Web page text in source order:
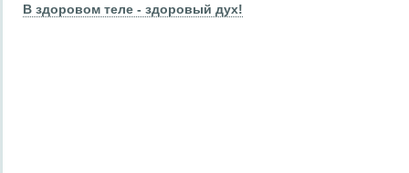
В здоровом теле - здоровый дух!